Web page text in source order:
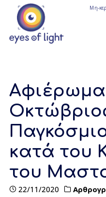
Μη-
κατά του
του
22/11/2020